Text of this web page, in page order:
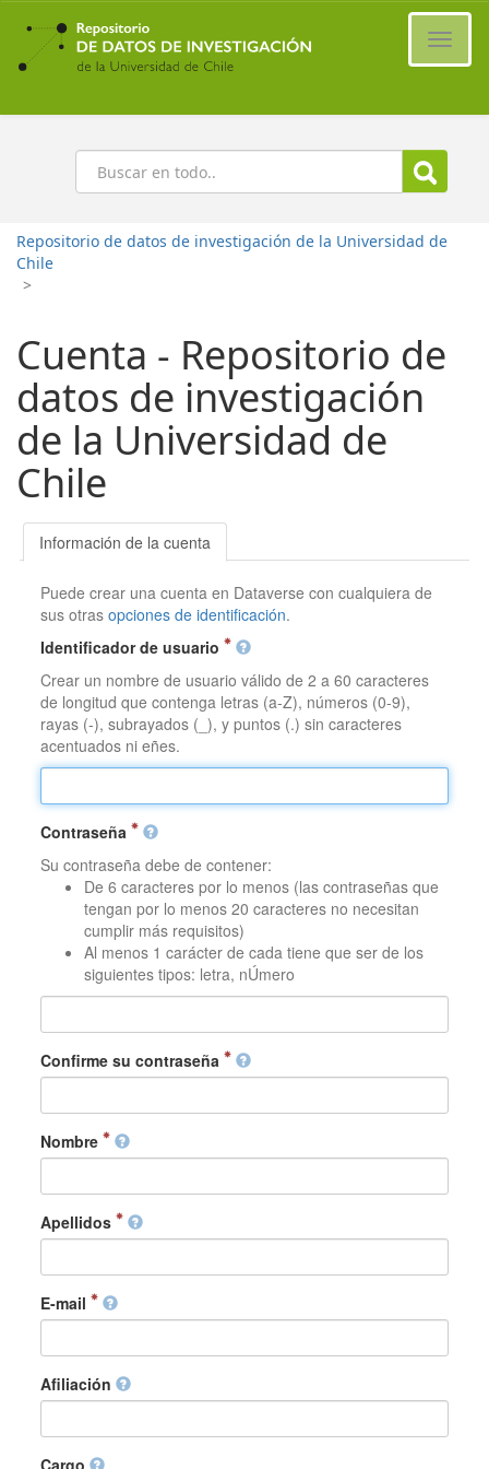
Ir
contenido
principal
Buscar
Repositorio de datos de investigación de la Universidad de
Chile
>
Cuenta - Repositorio de
datos de investigación
de la Universidad de
Chile
Información de la cuenta
Puede crear una cuenta en Dataverse con cualquiera de
sus otrasopciones de identificación.
Identificador de usuario
Crear un nombre de usuario válido de 2 a 60 caracteres
de longitud que contenga letras (a-Z), números (0-9),
rayas (-), subrayados (_), y puntos (.) sin caracteres
acentuados ni eñes.
Contraseña
Su contraseña debe de contener:
De 6 caracteres por lo menos (las contraseñas que
tengan por lo menos 20 caracteres no necesitan
cumplir más requisitos)
Al menos 1 carácter de cada tiene que ser de los
siguientes tipos: letra, nÚmero
Confirme su contraseña
Nombre
Apellidos
E-mail
Afiliación
Cargo